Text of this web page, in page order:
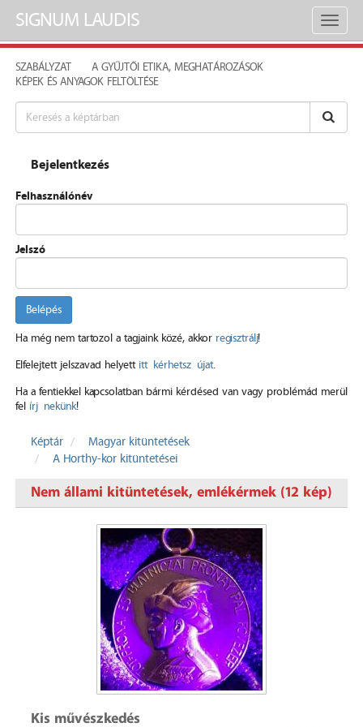
Toggle
SIGNUM LAUDIS
SZABÁLYZAT
A GYŰJTŐI ETIKA, MEGHATÁROZÁSOK
KÉPEK ÉS ANYAGOK FELTÖLTÉSE
Bejelentkezés
Felhasználónév
Jelszó
Belépés
Ha még nem tartozol a tagjaink közé, akkor regisztrálj!
Elfelejtett jelszavad helyett itt kérhetsz újat.
Ha a fentiekkel kapcsolatban bármi kérdésed van vagy problémád merül
fel írj nekünk!
Képtár
Magyar kitüntetések
A Horthy-kor kitüntetései
Nem állami kitüntetések, emlékérmek (12 kép)
Kis művészkedés